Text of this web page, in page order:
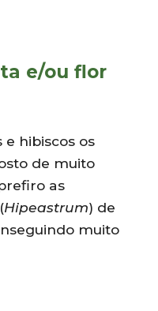
e/ou flor
e hibiscos os
de muito
as
(Hipeastrum) de
muito